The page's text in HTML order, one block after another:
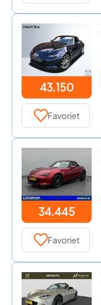
43.150
Favoriet
34.445
Favoriet